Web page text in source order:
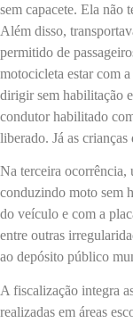
sem capacete. Ela
Além disso,
permitido de
motocicleta estar com
dirigir sem habilitação
condutor habilitado
liberado. Já as
Na terceira ocorrência,
conduzindo moto sem
do veículo e com a
entre outras
ao depósito público
A fiscalização integra
realizadas em áreas